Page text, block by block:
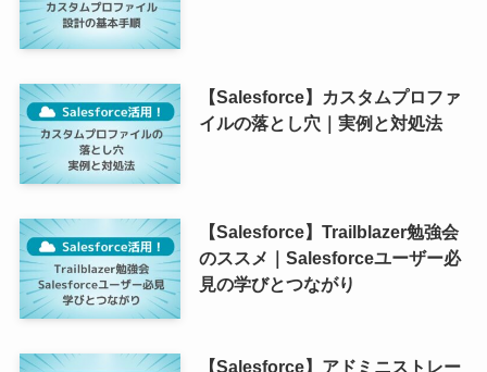
【Salesforce】カスタムプロファ
イルの落とし穴｜実例と対処法
【Salesforce】Trailblazer勉強会
のススメ｜Salesforceユーザー必
見の学びとつながり
【Salesforce】アドミニストレー